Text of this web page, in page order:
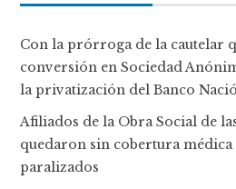
Con la prórroga de la cautelar
conversión en Sociedad
la privatización del Banco
Afiliados de la Obra Social de
quedaron sin cobertura
paralizados